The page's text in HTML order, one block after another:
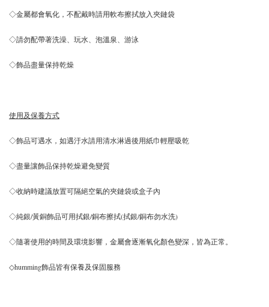
◇金屬都會氧化，不配戴時請用軟布擦拭放入夾鏈袋
◇請勿配帶著洗澡、玩水、泡溫泉、游泳
◇飾品盡量保持乾燥
使用及保養方式
◇飾品可遇水，如遇汙水請用清水淋過後用紙巾輕壓吸乾
◇盡量讓飾品保持乾燥避免變質
◇收納時建議放置可隔絕空氣的夾鏈袋或盒子內
◇純銀/黃銅飾品可用拭銀/銅布擦拭(拭銀/銅布勿水洗)
◇隨著使用的時間及環境影響，金屬會逐漸氧化顏色變深，皆為正常。
◇humming飾品皆有保養及保固服務